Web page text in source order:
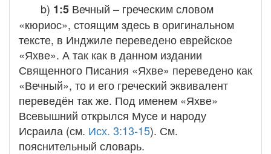
b) 1:5 Вечный – греческим словом
«кюриос», стоящим здесь в оригинальном
тексте, в Инджиле переведено еврейское
«Яхве». А так как в данном издании
Священного Писания «Яхве» переведено как
«Вечный», то и его греческий эквивалент
переведён так же. Под именем «Яхве»
Всевышний открылся Мусе и народу
Исраила (см. Исх. 3:13-15). См.
пояснительный словарь.